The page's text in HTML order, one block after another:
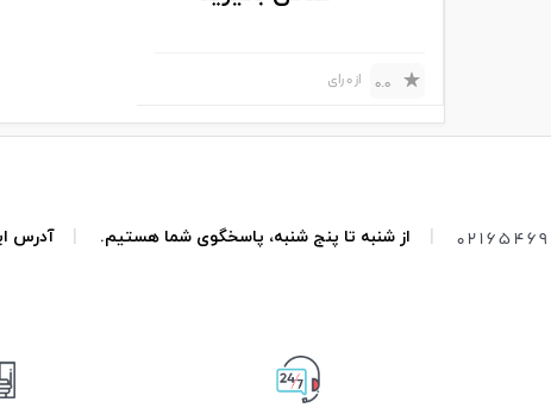
0.0 از 0 رای
از شنبه تا پنج شنبه، پاسخگوی شما هستیم. آدرس